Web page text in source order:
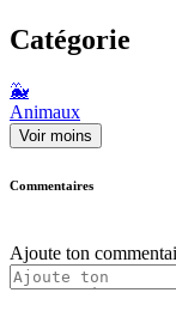
Catégorie
🐳
Animaux
Voir moins
Commentaires
Ajoute ton